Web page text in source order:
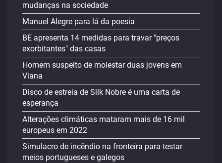
mudanças na sociedade
Manuel Alegre para lá da poesia
BE apresenta 14 medidas para travar "preços
exorbitantes" das casas
Homem suspeito de molestar duas jovens em
Viana
Disco de estreia de Silk Nobre é uma carta de
esperança
Alterações climáticas mataram mais de 16 mil
europeus em 2022
Simulacro de incêndio na fronteira para testar
meios portugueses e galegos